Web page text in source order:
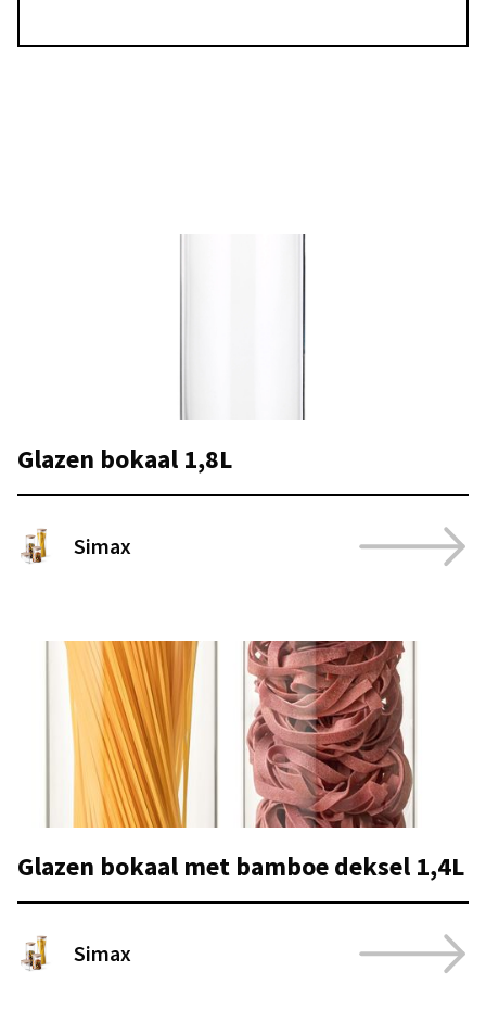
Glazen bokaal 1,8L
Simax
Glazen bokaal met bamboe deksel 1,4L
Simax